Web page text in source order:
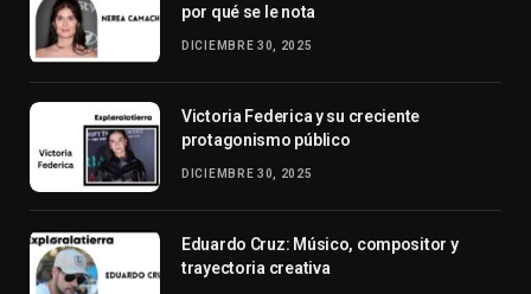
por qué se le nota
DICIEMBRE 30, 2025
Victoria Federica y su creciente
protagonismo público
DICIEMBRE 30, 2025
Eduardo Cruz: Músico, compositor y
trayectoria creativa